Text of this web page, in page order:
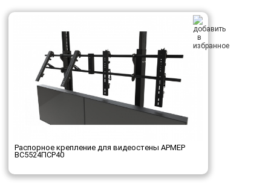
Распорное крепление для видеостены АРМЕР
ВС5524ПСР40